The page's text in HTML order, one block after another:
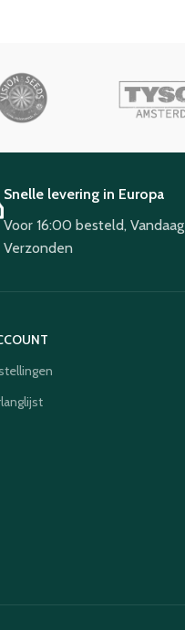
Snelle levering in Europa
Voor 16:00 besteld, Vandaag
Verzonden